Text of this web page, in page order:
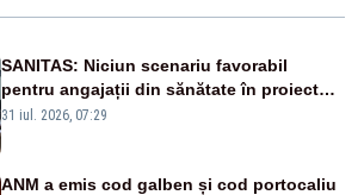
SANITAS: Niciun scenariu favorabil
pentru angajații din sănătate în proiectul
Legii salarizării
31 iul. 2026, 07:29
ANM a emis cod galben și cod portocaliu